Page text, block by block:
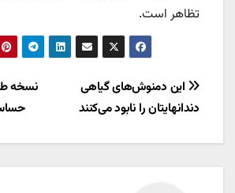
تظاهر است.
راهبری
نوشته
نسخه
این دمنوش‌های گیاهی
دندانهایتان را نابود می‌کنند